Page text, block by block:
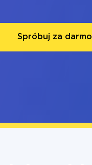
Spróbuj za darmo